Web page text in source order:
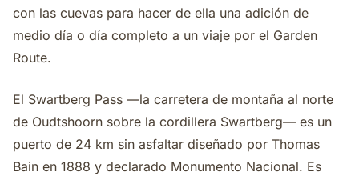
con las cuevas para hacer de ella una adición de
medio día o día completo a un viaje por el Garden
Route.
El Swartberg Pass —la carretera de montaña al norte
de Oudtshoorn sobre la cordillera Swartberg— es un
puerto de 24 km sin asfaltar diseñado por Thomas
Bain en 1888 y declarado Monumento Nacional. Es